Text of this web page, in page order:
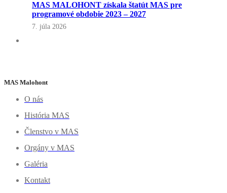
MAS MALOHONT získala štatút MAS pre
programové obdobie 2023 – 2027
7. júla 2026
MAS Malohont
O nás
História MAS
Členstvo v MAS
Orgány v MAS
Galéria
Kontakt